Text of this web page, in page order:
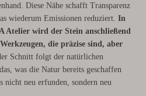
Diese Nähe schafft Transparenz
wiederum Emissionen reduziert. In
Atelier wird der Stein anschließend
die präzise sind, aber
Schnitt folgt der natürlichen
was die Natur bereits geschaffen
nicht neu erfunden, sondern neu